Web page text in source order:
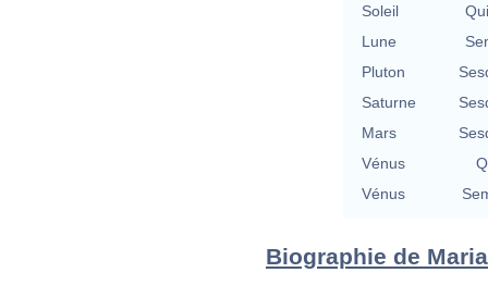
Soleil
Lune
Pluton
Saturne
Mars
Vénus
Vénus
Biographie de